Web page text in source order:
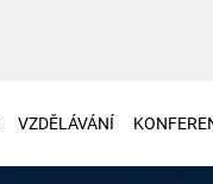
VZDĚLÁVÁNÍ